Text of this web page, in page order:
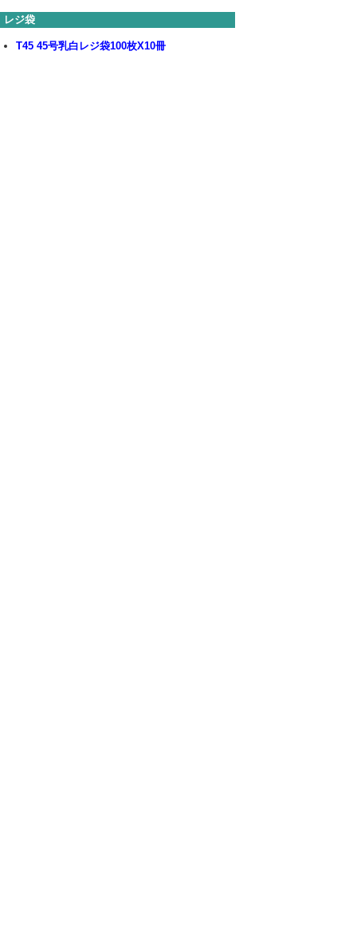
レジ袋
T45 45号乳白レジ袋100枚X10冊